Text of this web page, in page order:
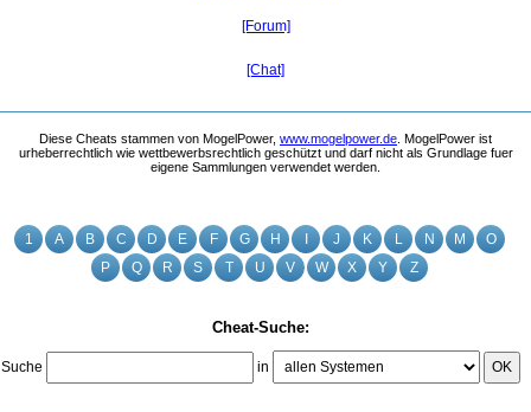
1 A B C D E F G H J K L N M
O
P
Q R S T U V W X Y Z
Cheat-Suche:
Suche in OK
[Forum]
[Chat]
Diese Cheats stammen von MogelPower, www.mogelpower.de. MogelPower ist
urheberrechtlich wie wettbewerbsrechtlich geschützt und darf nicht als Grundlage fuer
eigene Sammlungen verwendet werden.